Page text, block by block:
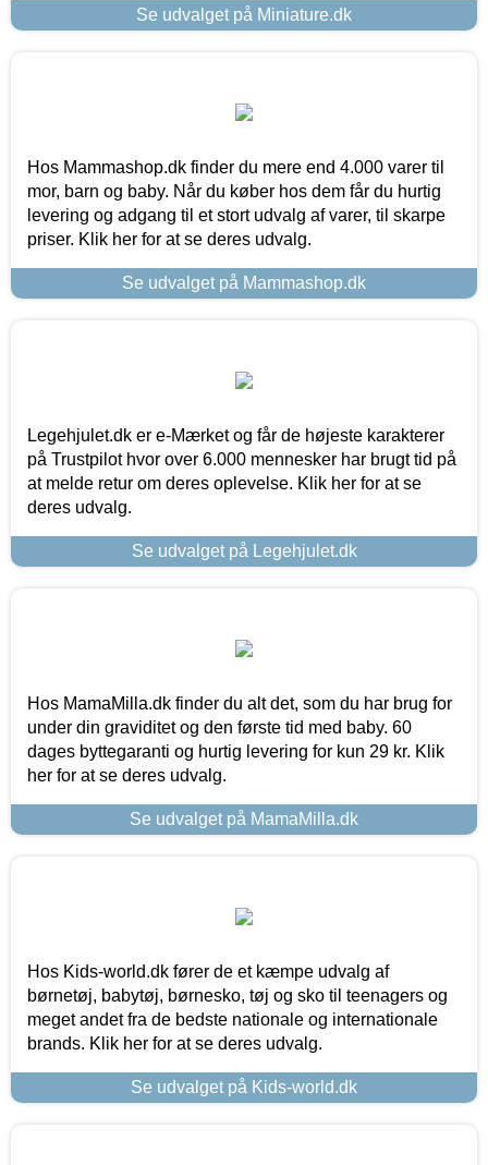
Se udvalget på Miniature.dk
Hos Mammashop.dk finder du mere end 4.000 varer til
mor, barn og baby. Når du køber hos dem får du hurtig
levering og adgang til et stort udvalg af varer, til skarpe
priser. Klik her for at se deres udvalg.
Se udvalget på Mammashop.dk
Legehjulet.dk er e-Mærket og får de højeste karakterer
på Trustpilot hvor over 6.000 mennesker har brugt tid på
at melde retur om deres oplevelse. Klik her for at se
deres udvalg.
Se udvalget på Legehjulet.dk
Hos MamaMilla.dk finder du alt det, som du har brug for
under din graviditet og den første tid med baby. 60
dages byttegaranti og hurtig levering for kun 29 kr. Klik
her for at se deres udvalg.
Se udvalget på MamaMilla.dk
Hos Kids-world.dk fører de et kæmpe udvalg af
børnetøj, babytøj, børnesko, tøj og sko til teenagers og
meget andet fra de bedste nationale og internationale
brands. Klik her for at se deres udvalg.
Se udvalget på Kids-world.dk